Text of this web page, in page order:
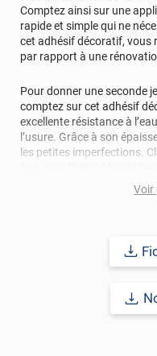
Comptez ainsi sur une
rapide et simple qui ne
cet adhésif décoratif, vous
par rapport à une
Pour donner une seconde
comptez sur cet adhésif
excellente résistance à
l’usure. Grâce à son
les petites imperfections.
Afin de vous rendre
d'échantillons gratuite.
Voir